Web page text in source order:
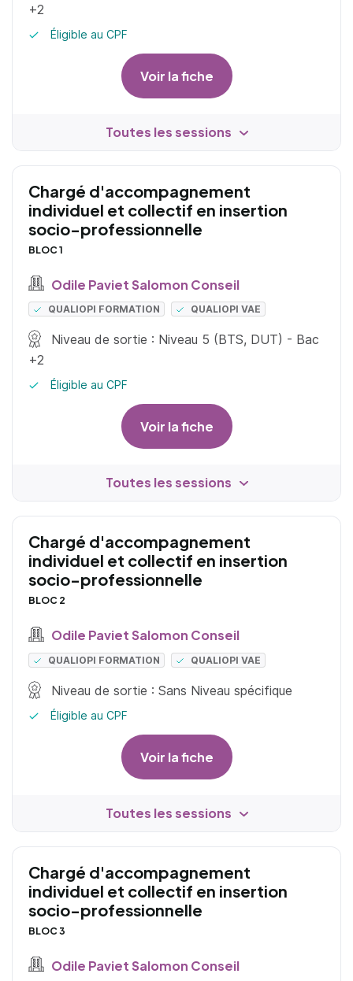
+2
Éligible au CPF
Voir la fiche
Toutes les sessions
Chargé d'accompagnement
individuel et collectif en insertion
socio-professionnelle
BLOC 1
Odile Paviet Salomon Conseil
QUALIOPI FORMATION QUALIOPI VAE
Niveau de sortie : Niveau 5 (BTS, DUT) - Bac
+2
Éligible au CPF
Voir la fiche
Toutes les sessions
Chargé d'accompagnement
individuel et collectif en insertion
socio-professionnelle
BLOC 2
Odile Paviet Salomon Conseil
QUALIOPI FORMATION QUALIOPI VAE
Niveau de sortie : Sans Niveau spécifique
Éligible au CPF
Voir la fiche
Toutes les sessions
Chargé d'accompagnement
individuel et collectif en insertion
socio-professionnelle
BLOC 3
Odile Paviet Salomon Conseil